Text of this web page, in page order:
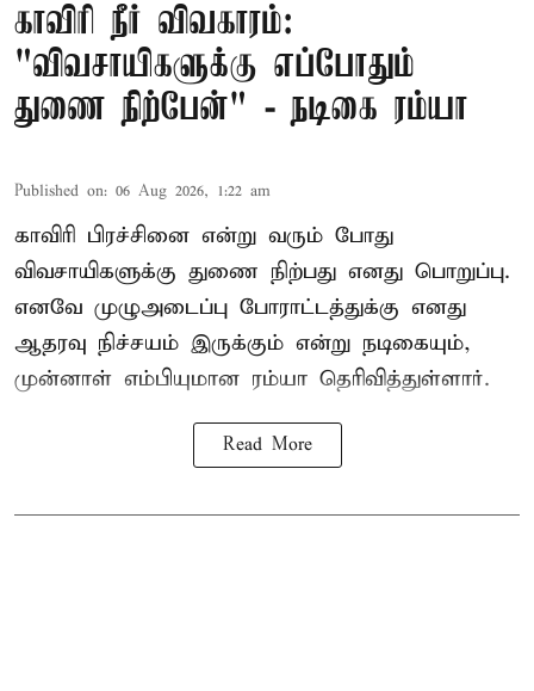
காவிரி நீர் விவகாரம்:
"விவசாயிகளுக்கு எப்போதும்
துணை நிற்பேன்" - நடிகை ரம்யா
Published on: 06 Aug 2026, 1:22 am
காவிரி பிரச்சினை என்று வரும் போது
விவசாயிகளுக்கு துணை நிற்பது எனது பொறுப்பு.
எனவே முழுஅடைப்பு போராட்டத்துக்கு எனது
ஆதரவு நிச்சயம் இருக்கும் என்று நடிகையும்,
முன்னாள் எம்பியுமான ரம்யா தெரிவித்துள்ளார்.
Read More